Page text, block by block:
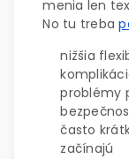
menia len
No tu treba
nižšia
problémy
často
začínajú